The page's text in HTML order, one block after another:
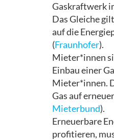
Gaskraftwerk
Das Gleiche
auf die
(Fraunhofer).
Mieter*innen
Einbau einer
Mieter*innen.
Gas auf
Mieterbund).
Erneuerbare
profitieren,